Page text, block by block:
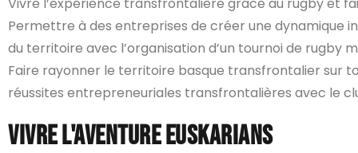
Permettre à des entreprises de créer une dynamique
du territoire avec l’organisation d’un tournoi de
Faire rayonner le territoire basque transfrontalier sur
réussites entrepreneuriales transfrontalières avec le
Vivre l'aventure Euskarians